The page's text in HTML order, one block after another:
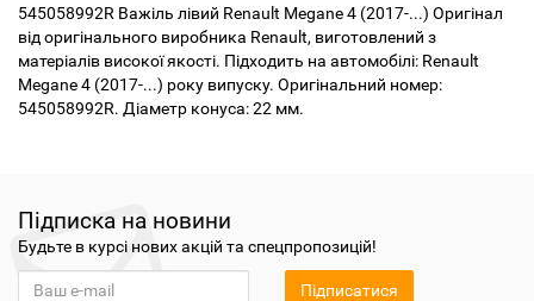
545058992R Важіль лівий Renault Megane 4 (2017-...) Оригінал
від оригінального виробника Renault, виготовлений з
матеріалів високої якості. Підходить на автомобілі: Renault
Megane 4 (2017-...) року випуску. Оригінальний номер:
545058992R. Діаметр конуса: 22 мм.
Підписка на новини
Будьте в курсі нових акцій та спецпропозицій!
Підписатися